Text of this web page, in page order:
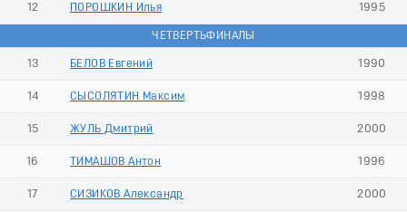
12 ПОРОШКИН Илья 1995
ЧЕТВЕРТЬФИНАЛЫ
13 БЕЛОВ Евгений 1990
14 СЫСОЛЯТИН Максим 1998
15 ЖУЛЬ Дмитрий 2000
16 ТИМАШОВ Антон 1996
17 СИЗИКОВ Александр 2000